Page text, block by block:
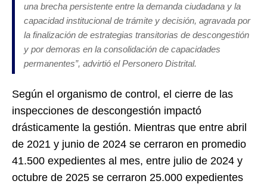
una brecha persistente entre la demanda ciudadana y la
capacidad institucional de trámite y decisión, agravada por
la finalización de estrategias transitorias de descongestión
y por demoras en la consolidación de capacidades
permanentes”, advirtió el Personero Distrital.
Según el organismo de control, el cierre de las
inspecciones de descongestión impactó
drásticamente la gestión. Mientras que entre abril
de 2021 y junio de 2024 se cerraron en promedio
41.500 expedientes al mes, entre julio de 2024 y
octubre de 2025 se cerraron 25.000 expedientes